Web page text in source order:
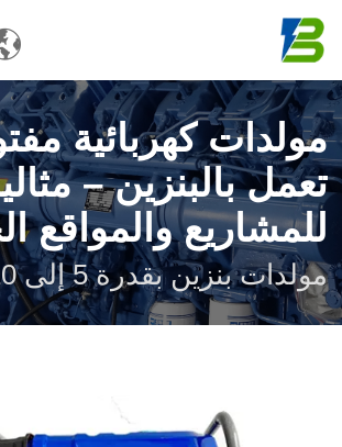
مولدات كهربائية
تعمل بالبنزين –
للمشاريع والمواقع
مولدات بنزين بقدرة 5 إلى 10 كيلو وات